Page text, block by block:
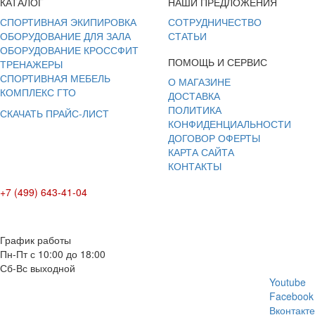
СПОРТИВНАЯ ЭКИПИРОВКА
ОБОРУДОВАНИЕ ДЛЯ ЗАЛА
ОБОРУДОВАНИЕ КРОССФИТ
ТРЕНАЖЕРЫ
СПОРТИВНАЯ МЕБЕЛЬ
КОМПЛЕКС ГТО
СКАЧАТЬ ПРАЙС-ЛИСТ
СОТРУДНИЧЕСТВО
СТАТЬИ
ПОМОЩЬ И СЕРВИС
О МАГАЗИНЕ
ДОСТАВКА
ПОЛИТИКА
КОНФИДЕНЦИАЛЬНОСТИ
ДОГОВОР ОФЕРТЫ
КАРТА САЙТА
КОНТАКТЫ
+7 (499) 643-41-04
График работы
Пн-Пт с 10:00 до 18:00
Сб-Вс выходной
Youtube
Facebook
Вконтакте